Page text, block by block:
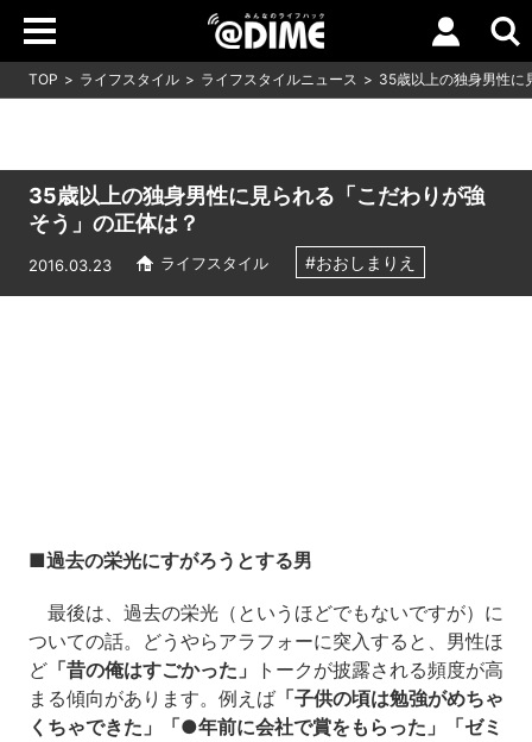
TOP ライフスタイル ライフスタイルニュース 35歳以上の独身男性に
35歳以上の独身男性に見られる「こだわりが強
そう」の正体は？
2016.03.23 ライフスタイル #おおしまりえ
■過去の栄光にすがろうとする男
最後は、過去の栄光（というほどでもないですが）に
ついての話。どうやらアラフォーに突入すると、男性ほ
ど「昔の俺はすごかった」
トークが披露される頻度が高
まる傾向があります。例えば「子供の頃は勉強がめちゃ
くちゃできた」「●年前に会社で賞をもらった」「ゼミ